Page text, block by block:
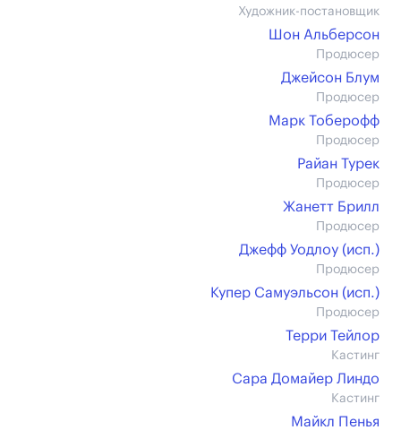
Художник-постановщик
Шон Альберсон
Продюсер
Джейсон Блум
Продюсер
Марк Тоберофф
Продюсер
Райан Турек
Продюсер
Жанетт Брилл
Продюсер
Джефф Уодлоу (иcп.)
Продюсер
Купер Самуэльсон (иcп.)
Продюсер
Терри Тейлор
Кастинг
Сара Домайер Линдо
Кастинг
Майкл Пенья